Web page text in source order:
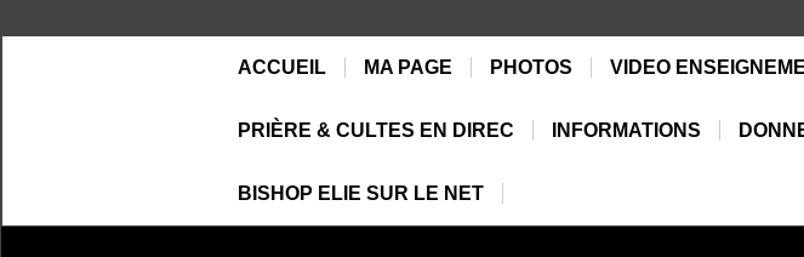
ACCUEIL MA PAGE PHOTOS VIDEO
PRIÈRE & CULTES EN DIREC INFORMATIONS
BISHOP ELIE SUR LE NET